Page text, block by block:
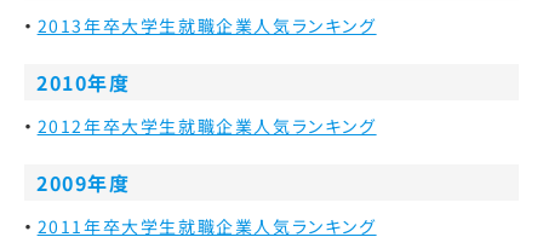
2013年卒大学生就職企業人気ランキング
2010年度
2012年卒大学生就職企業人気ランキング
2009年度
2011年卒大学生就職企業人気ランキング